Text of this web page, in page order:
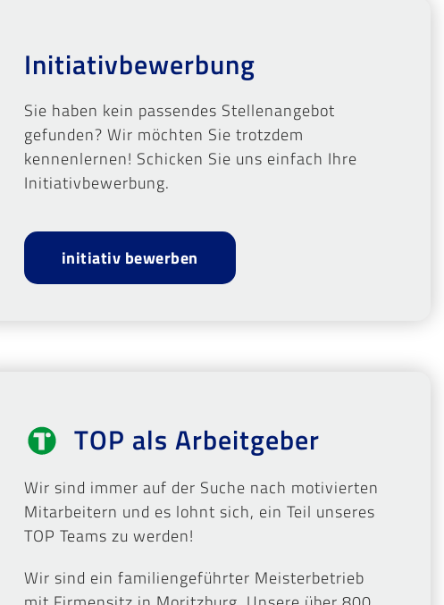
Initiativbewerbung
Sie haben kein passendes Stellenangebot
gefunden? Wir möchten Sie trotzdem
kennenlernen! Schicken Sie uns einfach Ihre
Initiativbewerbung.
initiativ bewerben
TOP als Arbeitgeber
Wir sind immer auf der Suche nach motivierten
Mitarbeitern und es lohnt sich, ein Teil unseres
TOP Teams zu werden!
Wir sind ein familiengeführter Meisterbetrieb